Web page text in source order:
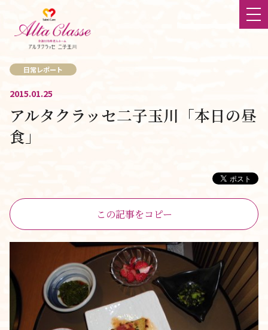
最新情報
チーム体制
料金について
施設について
日常レポート
2015.01.25
アルタクラッセ二子玉川「本日の昼
食」
この記事をコピー